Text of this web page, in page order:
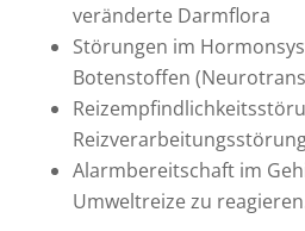
veränderte Darmflora
Störungen im
Botenstoffen
Alarmbereitschaft im
Umweltreize zu